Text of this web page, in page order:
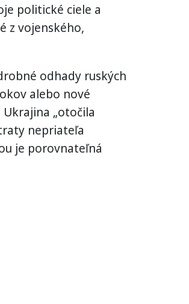
politické ciele a
z vojenského,
odhady ruských
alebo nové
„otočila
nepriateľa
je porovnateľná